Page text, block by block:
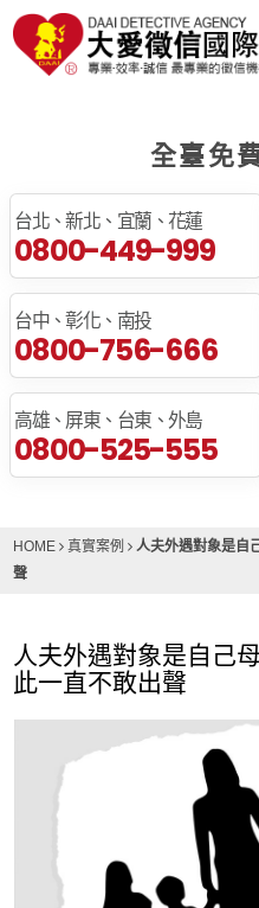
全臺免
台北、新北、宜蘭、花蓮
0800-449-999
台中、彰化、南投
0800-756-666
高雄、屏東、台東、外島
0800-525-555
HOME 真實案例
人夫外遇對象是自
聲
人夫外遇對象是自己
此一直不敢出聲